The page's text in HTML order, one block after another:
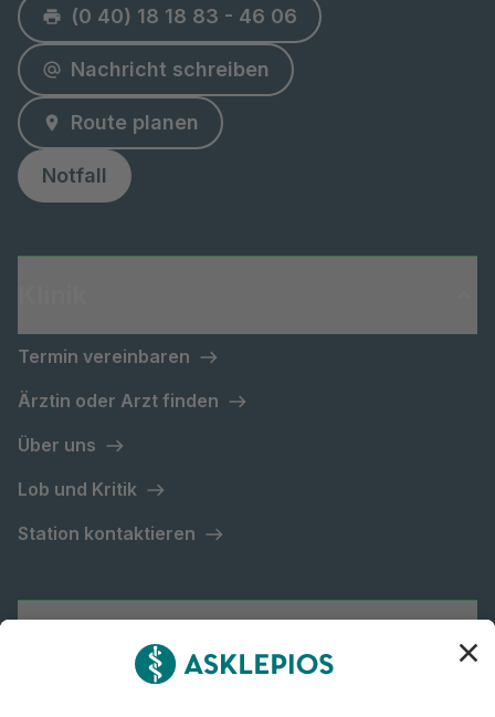
(0 40) 18 18 83 - 46 06
Nachricht schreiben
Route planen
Notfall
Termin vereinbaren
Ärztin oder Arzt finden
Über uns
Lob und Kritik
Station kontaktieren
Asklepios Gruppe